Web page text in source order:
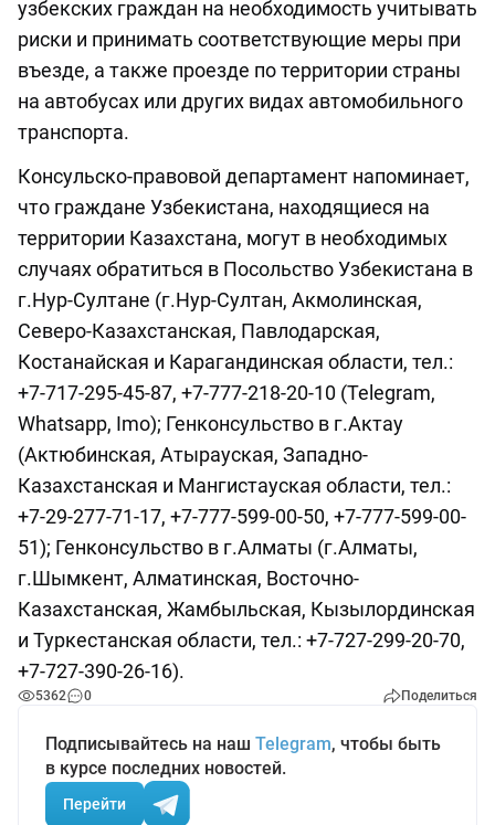
узбекских граждан на необходимость учитывать
риски и принимать соответствующие меры при
въезде, а также проезде по территории страны
на автобусах или других видах автомобильного
транспорта.
Консульско-правовой департамент напоминает,
что граждане Узбекистана, находящиеся на
территории Казахстана, могут в необходимых
случаях обратиться в Посольство Узбекистана в
г.Нур-Султане (г.Нур-Султан, Акмолинская,
Северо-Казахстанская, Павлодарская,
Костанайская и Карагандинская области, тел.:
+7-717-295-45-87, +7-777-218-20-10 (Telegram,
Whatsapp, Imo); Генконсульство в г.Актау
(Актюбинская, Атырауская, Западно-
Казахстанская и Мангистауская области, тел.:
+7-29-277-71-17, +7-777-599-00-50, +7-777-599-00-
51); Генконсульство в г.Алматы (г.Алматы,
г.Шымкент, Алматинская, Восточно-
Казахстанская, Жамбыльская, Кызылординская
и Туркестанская области, тел.: +7-727-299-20-70,
+7-727-390-26-16).
5362 0 Поделиться
Подписывайтесь на наш Telegram, чтобы быть
в курсе последних новостей.
Перейти